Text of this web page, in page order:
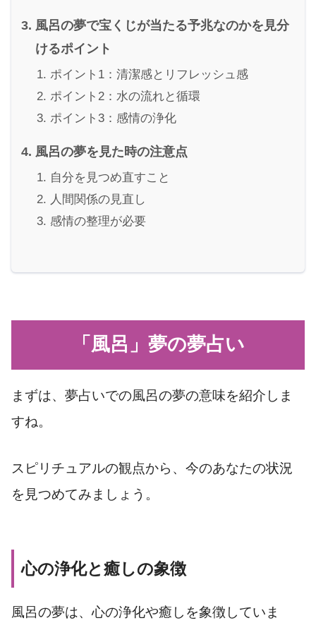
風呂の夢で宝くじが当たる予兆なのかを見分
けるポイント
ポイント1：清潔感とリフレッシュ感
ポイント2：水の流れと循環
ポイント3：感情の浄化
風呂の夢を見た時の注意点
自分を見つめ直すこと
人間関係の見直し
感情の整理が必要
「風呂」夢の夢占い
まずは、夢占いでの風呂の夢の意味を紹介しま
すね。
スピリチュアルの観点から、今のあなたの状況
を見つめてみましょう。
心の浄化と癒しの象徴
風呂の夢は、心の浄化や癒しを象徴していま